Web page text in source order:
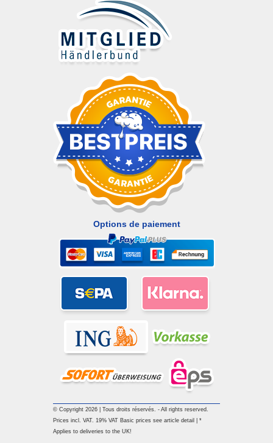
Options de paiement
© Copyright 2026 | Tous droits réservés. - All rights reserved.
Prices incl. VAT. 19% VAT Basic prices see article detail | *
Applies to deliveries to the UK!